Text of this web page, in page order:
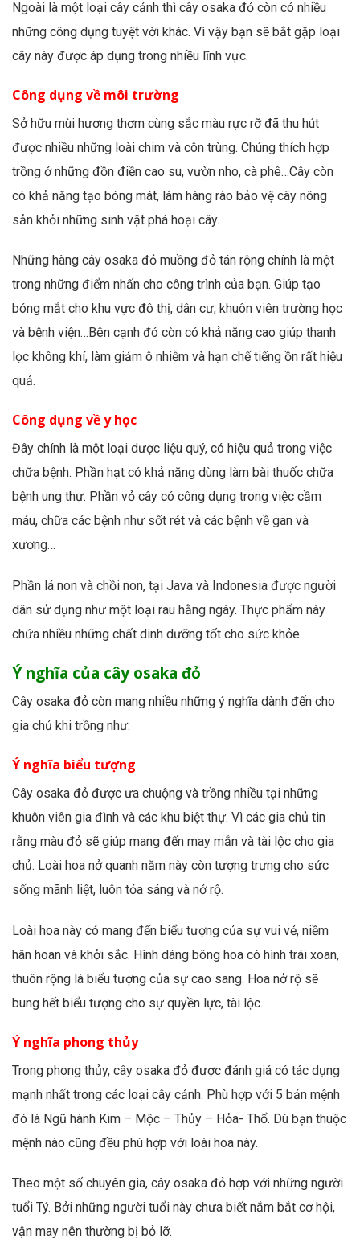
Ngoài là một loại cây cảnh thì cây osaka đỏ còn có nhiều
những công dụng tuyệt vời khác. Vì vậy bạn sẽ bắt gặp loại
cây này được áp dụng trong nhiều lĩnh vực.
Công dụng về môi trường
Sở hữu mùi hương thơm cùng sắc màu rực rỡ đã thu hút
được nhiều những loài chim và côn trùng. Chúng thích hợp
trồng ở những đồn điền cao su, vườn nho, cà phê…Cây còn
có khả năng tạo bóng mát, làm hàng rào bảo vệ cây nông
sản khỏi những sinh vật phá hoại cây.
Những hàng cây osaka đỏ muồng đỏ tán rộng chính là một
trong những điểm nhấn cho công trình của bạn. Giúp tạo
bóng mắt cho khu vực đô thị, dân cư, khuôn viên trường học
và bệnh viện…Bên cạnh đó còn có khả năng cao giúp thanh
lọc không khí, làm giảm ô nhiễm và hạn chế tiếng ồn rất hiệu
quả.
Công dụng về y học
Đây chính là một loại dược liệu quý, có hiệu quả trong việc
chữa bệnh. Phần hạt có khả năng dùng làm bài thuốc chữa
bệnh ung thư. Phần vỏ cây có công dụng trong việc cầm
máu, chữa các bệnh như sốt rét và các bệnh về gan và
xương…
Phần lá non và chồi non, tại Java và Indonesia được người
dân sử dụng như một loại rau hằng ngày. Thực phẩm này
chứa nhiều những chất dinh dưỡng tốt cho sức khỏe.
Ý nghĩa của cây osaka đỏ
Cây osaka đỏ còn mang nhiều những ý nghĩa dành đến cho
gia chủ khi trồng như:
Ý nghĩa biểu tượng
Cây osaka đỏ được ưa chuộng và trồng nhiều tại những
khuôn viên gia đình và các khu biệt thự. Vì các gia chủ tin
rằng màu đỏ sẽ giúp mang đến may mắn và tài lộc cho gia
chủ. Loài hoa nở quanh năm này còn tượng trưng cho sức
sống mãnh liệt, luôn tỏa sáng và nở rộ.
Loài hoa này có mang đến biểu tượng của sự vui vẻ, niềm
hân hoan và khởi sắc. Hình dáng bông hoa có hình trái xoan,
thuôn rộng là biểu tượng của sự cao sang. Hoa nở rộ sẽ
bung hết biểu tượng cho sự quyền lực, tài lộc.
Ý nghĩa phong thủy
Trong phong thủy, cây osaka đỏ được đánh giá có tác dụng
mạnh nhất trong các loại cây cảnh. Phù hợp với 5 bản mệnh
đó là Ngũ hành Kim – Mộc – Thủy – Hỏa- Thổ. Dù bạn thuộc
mệnh nào cũng đều phù hợp với loài hoa này.
Theo một số chuyên gia, cây osaka đỏ hợp với những người
tuổi Tý. Bởi những người tuổi này chưa biết nắm bắt cơ hội,
vận may nên thường bị bỏ lỡ.